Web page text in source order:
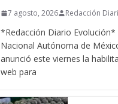
7 agosto, 2026 Redacción
*Redacción Diario Evolución*
Nacional Autónoma de
anunció este viernes la
web para